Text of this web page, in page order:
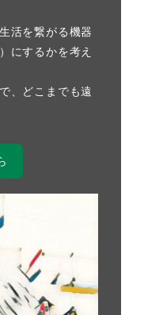
活を繋がる機器
にするかを考え
、どこまでも遠